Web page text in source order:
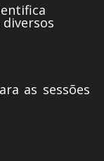
as sessões